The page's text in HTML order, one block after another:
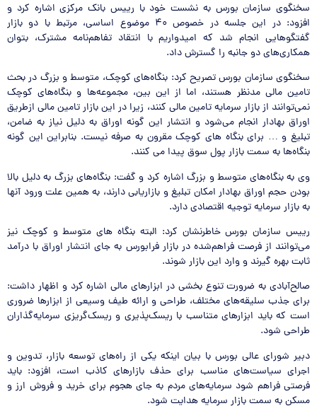
سخنگوی سازمان بورس به نشست خود با رییس بانک مرکزی اشاره کرد و
افزود: در این جلسه در خصوص ۴۰ موضوع اساسی، مرتبط با دو بازار
گفتگوهایی انجام شد که امیدواریم با انتقاد تفاهم‌نامه مشترک، بتوان
همکاری‌های دو جانبه را گسترش داد.
سخنگوی سازمان بورس تصریح کرد: بنگاه‌های کوچک، متوسط و بزرگ در بحث
تامین مالی مدنظر هستند، اما از این بین، مجموعه‌ها و بنگاه‌های کوچک
نمی‌توانند از بازار سرمایه تامین مالی کنند، زیرا در این بازار تامین مالی ازطریق
اوراق بهادار انجام می‌شود و انتشار این گونه اوراق به دلیل نیاز به ضامن،
تبلیغ و … برای بنگاه های کوچک مقرون به صرفه نیست. بنابراین این گونه
بنگاه‌ها به سمت بازار پول سوق پیدا می کنند.
وی به بنگاه‌های متوسط و بزرگ اشاره کرد و گفت: بنگاه‌های بزرگ به دلیل بالا
بودن حجم اوراق بهادار امکان تبلیغ و بازاریابی دارند، به همین علت ورود آنها
به بازار سرمایه توجیه اقتصادی دارد.
رییس سازمان بورس خاطرنشان کرد: البته بنگاه های متوسط و کوچک نیز
می‌توانند از فرصت فراهم‌شده در بازار فرابورس به جای انتشار اوراق با درآمد
ثابت بهره گیرند و وارد این بازار شوند.
صالح‌آبادی به ضرورت تنوع بخشی در ابزارهای مالی اشاره کرد و اظهار داشت:
برای جذب سلیقه‌های مختلف، طراحی و ارائه طیف وسیعی از ابزارها ضروری
است که باید ابزارهای متناسب با ریسک‌پذیری و ریسک‌گریزی سرمایه‌گذاران
طراحی شود.
دبیر شورای عالی بورس با بیان اینکه یکی از راه‌های توسعه بازار، تدوین و
اجرای سیاست‌های مناسب برای حذف بازارهای کاذب است، افزود: باید
فرصتی فراهم شود سرمایه‌های مردم به جای هجوم برای خرید و فروش ارز و
مسکن به سمت بازار سرمایه هدایت شود.